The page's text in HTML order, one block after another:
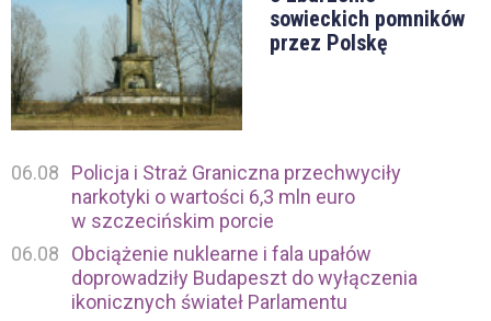
sowieckich pomników
przez Polskę
06.08
Policja i Straż Graniczna przechwyciły
narkotyki o wartości 6,3 mln euro
w szczecińskim porcie
06.08
Obciążenie nuklearne i fala upałów
doprowadziły Budapeszt do wyłączenia
ikonicznych świateł Parlamentu